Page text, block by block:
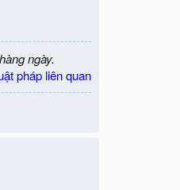
ngày.
pháp liên quan